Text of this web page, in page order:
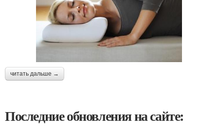
читать дальше →
Последние обновления на сайте: